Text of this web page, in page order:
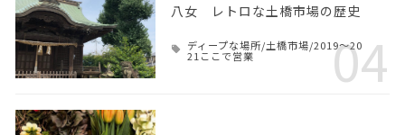
八女 レトロな土橋市場の歴史
ディープな場所/土橋市場/2019～20
21ここで営業 04